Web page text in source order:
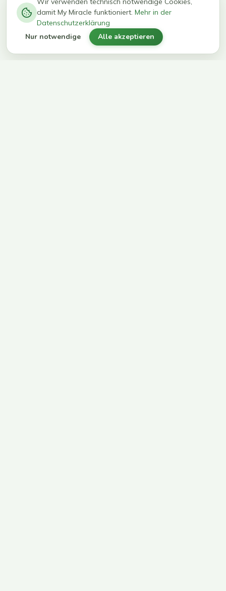
kg in 12
Wochen
erreichen
ihr Ziel
damit My Miracle funktioniert. Mehr in der
Datenschutzerklärung
Nur notwendige Alle akzeptieren